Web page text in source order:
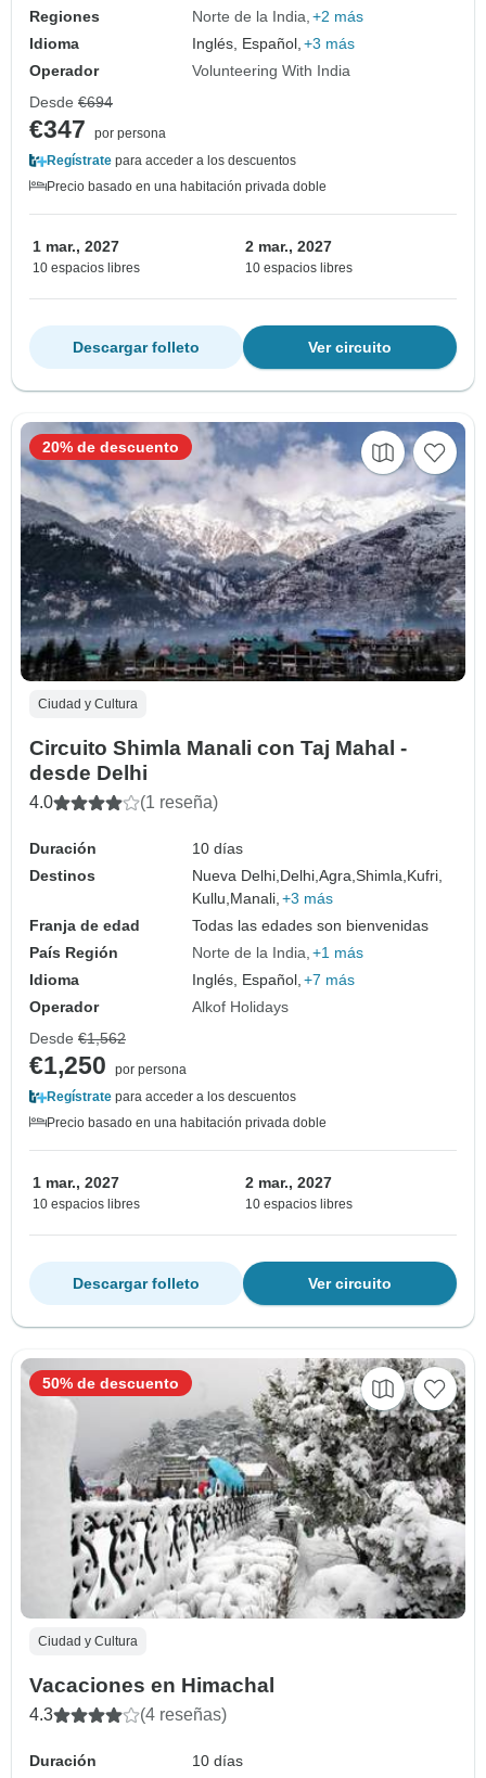
Regiones
Norte de la India +2 más
Idioma
Inglés, Español, +3 más
Operador
Volunteering With India
Desde €694
€347
por persona
Regístrate para acceder a los descuentos
Precio basado en una habitación privada doble
1 mar., 2027
10 espacios libres
2 mar., 2027
10 espacios libres
Ver circuito
Descargar folleto
Ciudad y Cultura
Circuito Shimla Manali con Taj Mahal -
desde Delhi
4.0 (1 reseña)
Duración
10 días
Destinos
Nueva Delhi,Delhi,Agra,Shimla,Kufri,
Kullu,Manali, +3 más
Franja de edad
Todas las edades son bienvenidas
País Región
Norte de la India +1 más
Idioma
Inglés, Español, +7 más
Operador
Alkof Holidays
20% de descuento
Desde €1,562
€1,250
por persona
Regístrate para acceder a los descuentos
Precio basado en una habitación privada doble
1 mar., 2027
10 espacios libres
2 mar., 2027
10 espacios libres
Ver circuito
Descargar folleto
Ciudad y Cultura
Vacaciones en Himachal
4.3 (4 reseñas)
Duración 10 días
50% de descuento